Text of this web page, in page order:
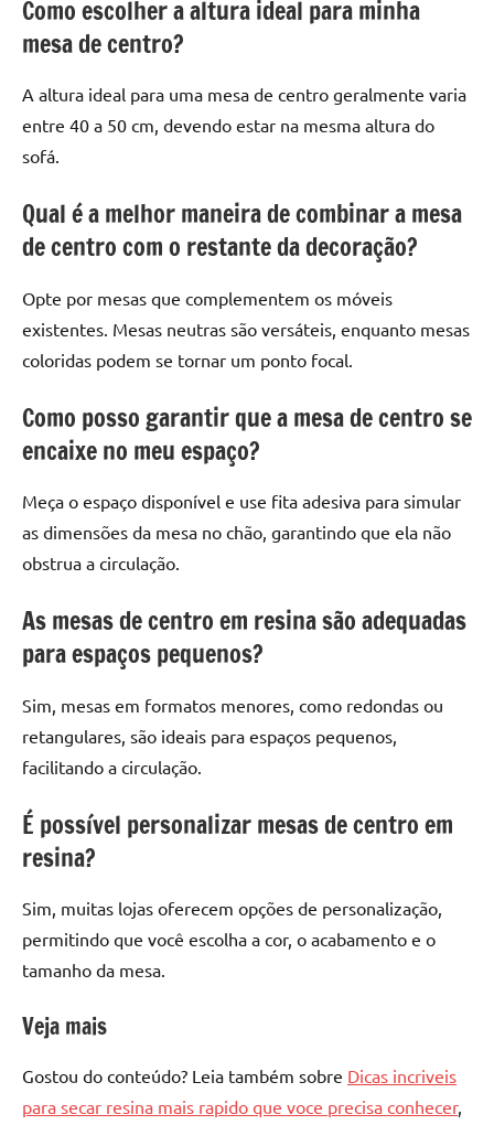
Como escolher a altura ideal para minha
mesa de centro?
A altura ideal para uma mesa de centro geralmente varia
entre 40 a 50 cm, devendo estar na mesma altura do
sofá.
Qual é a melhor maneira de combinar a mesa
de centro com o restante da decoração?
Opte por mesas que complementem os móveis
existentes. Mesas neutras são versáteis, enquanto mesas
coloridas podem se tornar um ponto focal.
Como posso garantir que a mesa de centro se
encaixe no meu espaço?
Meça o espaço disponível e use fita adesiva para simular
as dimensões da mesa no chão, garantindo que ela não
obstrua a circulação.
As mesas de centro em resina são adequadas
para espaços pequenos?
Sim, mesas em formatos menores, como redondas ou
retangulares, são ideais para espaços pequenos,
facilitando a circulação.
É possível personalizar mesas de centro em
resina?
Sim, muitas lojas oferecem opções de personalização,
permitindo que você escolha a cor, o acabamento e o
tamanho da mesa.
Veja mais
Gostou do conteúdo? Leia também sobre Dicas incriveis
para secar resina mais rapido que voce precisa conhecer,